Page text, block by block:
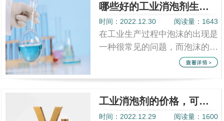
哪些好的工业消泡剂生产厂家，你知道吗？
时间：2022.12.30 阅读量：1643
在工业生产过程中泡沫的出现是
一种很常见的问题，而泡沫的泡
沫的出现时常都会降低我们的工
工业消泡剂的价格，可都在这里了
时间：2022.12.29 阅读量：1600